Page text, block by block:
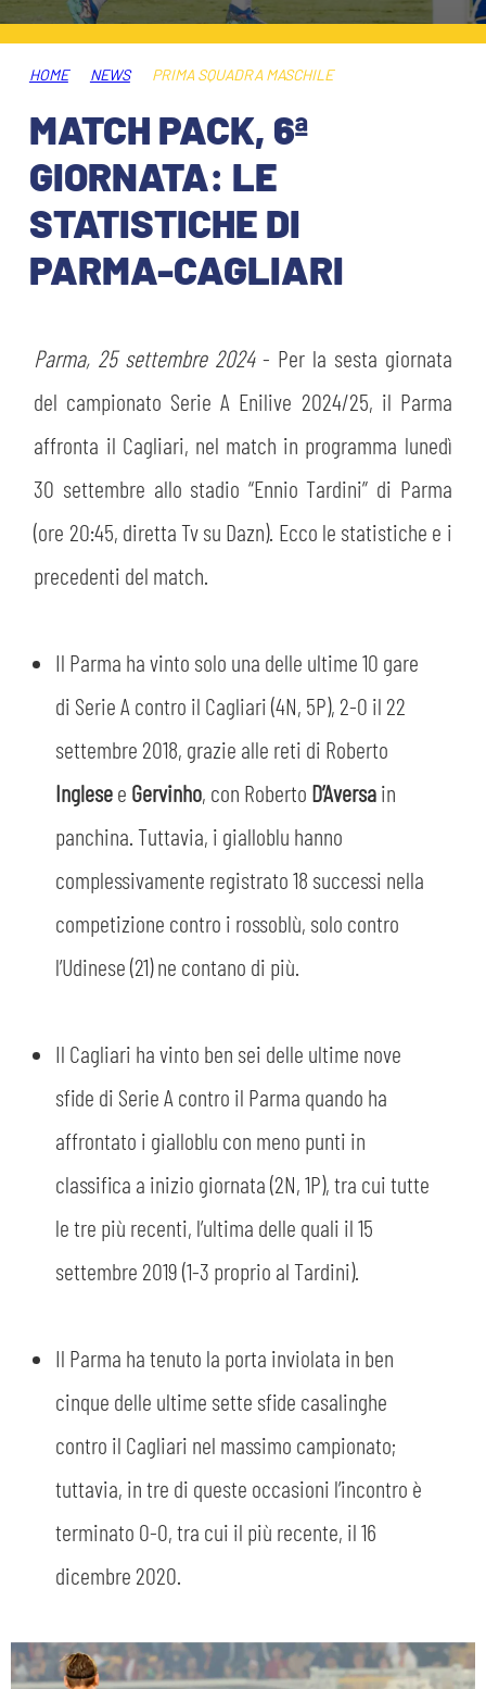
ABBONAMENTI
INFO BIGLIETTI
MUSEUM CLUB EXPERIENCE
TARDINI CARD
INFORMAZIONI ACCREDITI
TICKET GIFT CARD
SHOP
HOSPITALITY
HOSPITALITY
MUSEUM CLUB EXPERIENCE
ESPORTS
IL CLUB
STORIA
MUTTI TRAINING CENTER
MUSEO
LAVORA CON NOI
STADIO TARDINI
PLAY GREEN
LEGENDS
PARTNER
HOME NEWS PRIMA SQUADRA MASCHILE
MATCH PACK, 6ª
GIORNATA: LE
STATISTICHE DI
PARMA-CAGLIARI
Parma, 25 settembre 2024- Per la sesta giornata
del campionato Serie A Enilive 2024/25, il Parma
affronta il Cagliari, nel match in programma lunedì
30 settembre allo stadio “Ennio Tardini” di Parma
(ore 20:45, diretta Tv su Dazn). Ecco le statistiche e i
precedenti del match.
Il Parma ha vinto solo una delle ultime 10 gare
di Serie A contro il Cagliari (4N, 5P), 2-0 il 22
settembre 2018, grazie alle reti di Roberto
Inglesee Gervinho, con Roberto D’Aversain
panchina. Tuttavia, i gialloblu hanno
complessivamente registrato 18 successi nella
competizione contro i rossoblù, solo contro
l’Udinese (21) ne contano di più.
Il Cagliari ha vinto ben sei delle ultime nove
sfide di Serie A contro il Parma quando ha
affrontato i gialloblu con meno punti in
classifica a inizio giornata (2N, 1P), tra cui tutte
le tre più recenti, l’ultima delle quali il 15
settembre 2019 (1-3 proprio al Tardini).
Il Parma ha tenuto la porta inviolata in ben
cinque delle ultime sette sfide casalinghe
contro il Cagliari nel massimo campionato;
tuttavia, in tre di queste occasioni l’incontro è
terminato 0-0, tra cui il più recente, il 16
dicembre 2020.